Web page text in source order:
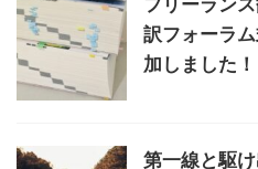
フリーラン
訳フォーラ
加しました！
第一線と駆